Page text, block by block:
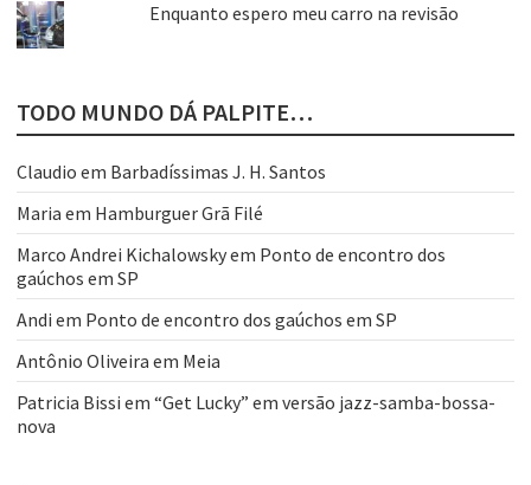
Enquanto espero meu carro na revisão
TODO MUNDO DÁ PALPITE…
Claudio em Barbadíssimas J. H. Santos
Maria em Hamburguer Grã Filé
Marco Andrei Kichalowskyem Ponto de encontro dos
gaúchos em SP
Andi em Ponto de encontro dos gaúchos em SP
Antônio Oliveira em Meia
Patricia Bissi em “Get Lucky” em versão jazz-samba-bossa-
nova